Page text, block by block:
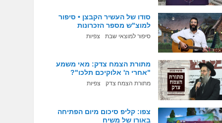
סודו של העשיר הקבצן • סיפור
למוצ"ש מספר הזכרונות
סיפור למוצאי שבת צפיות
מתורת הצמח צדק: מאי משמע
"אחרי ה' אלוקיכם תלכו"?
מתורת הצמח צדק צפיות
צפו: קליפ סיכום מיום הפתיחה
באורו של משיח